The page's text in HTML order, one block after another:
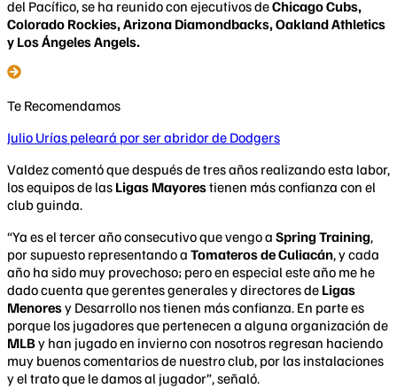
del Pacífico, se ha reunido con ejecutivos deChicago Cubs,
Colorado Rockies, Arizona Diamondbacks, Oakland Athletics
y Los Ángeles Angels.
Te Recomendamos
Julio Urías peleará por ser abridor de Dodgers
Valdez comentó que después de tres años realizando esta labor,
los equipos de las Ligas Mayorestienen más confianza con el
club guinda.
“Ya es el tercer año consecutivo que vengo a Spring Training,
por supuesto representando a Tomateros de Culiacán, y cada
año ha sido muy provechoso; pero en especial este año me he
dado cuenta que gerentes generales y directores de Ligas
Menoresy Desarrollo nos tienen más confianza. En parte es
porque los jugadores que pertenecen a alguna organización de
MLBy han jugado en invierno con nosotros regresan haciendo
muy buenos comentarios de nuestro club, por las instalaciones
y el trato que le damos al jugador”, señaló.